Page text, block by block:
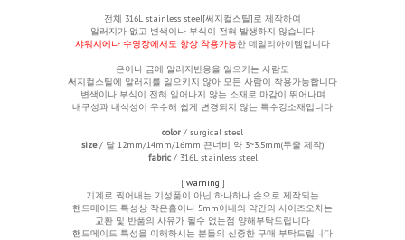
전체 316L stainless steel[써지컬스틸]로 제작하여
알러지가 없고 변색이나 부식이 전혀 발생하지 않습니다
샤워시에나 수영장에서도 항상 착용가능한 데일리아이템입니다
은이나 금에 알러지반응을 일으키는 사람도
써지컬스틸에 알러지를 일으키지 않아 모든 사람이 착용가능합니다
변색이나 부식이 전혀 일어나지 않는 소재로 마감이 뛰어나며
내구성과 내식성이 우수해 쉽게 변경되지 않는 특수강소재입니다
color / surgical steel
size/ 달 12mm/14mm/16mm 끈너비 약 3~3.5mm(두줄 제작)
fabric/ 316L stainless steel
[ warning ]
기계로 찍어내는 기성품이 아닌 하나하나 손으로 제작되는
핸드메이드 특성상 작은흠이나 5mm이내의 약간의 사이즈오차는
교환 및 반품의 사유가 될수 없는점 양해부탁드립니다
핸드메이드 특성을 이해하시는 분들의 신중한 구매 부탁드립니다